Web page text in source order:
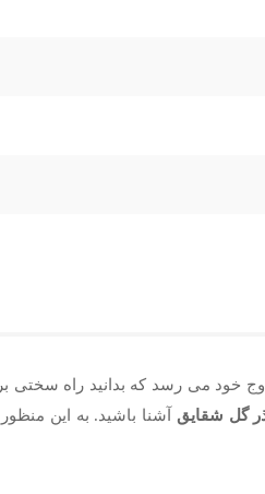
خود می رسد که بدانید راه سختی
گل شقایق آشنا باشید. به این